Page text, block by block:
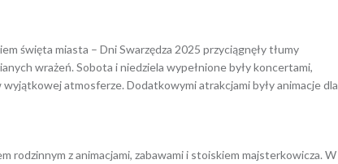
święta miasta – Dni Swarzędza 2025 przyciągnęły tłumy
wrażeń. Sobota i niedziela wypełnione były koncertami,
atmosferze. Dodatkowymi atrakcjami były animacje dla
rodzinnym z animacjami, zabawami i stoiskiem majsterkowicza. W